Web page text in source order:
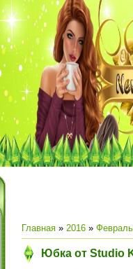
Главная » 2016 » Февраль
Юбка от Studio